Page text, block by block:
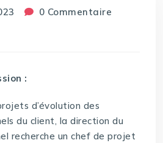
0 Commentaire
:
d’évolution des
du client, la direction du
recherche un chef de projet